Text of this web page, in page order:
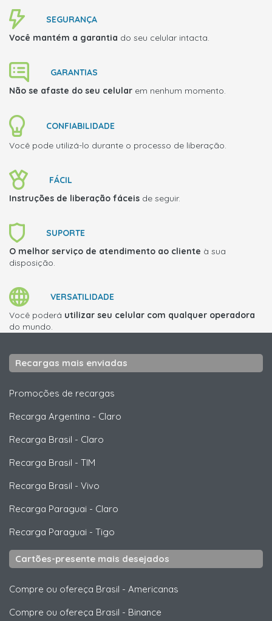
SEGURANÇA
Você mantém a garantia do seu celular intacta.
GARANTIAS
Não se afaste do seu celular em nenhum momento.
CONFIABILIDADE
Você pode utilizá-lo durante o processo de liberação.
FÁCIL
Instruções de liberação fáceis de seguir.
SUPORTE
O melhor serviço de atendimento ao cliente à sua
disposição.
VERSATILIDADE
Você poderá utilizar seu celular com qualquer operadora
do mundo.
Recargas mais enviadas
Promoções de recargas
Recarga Argentina - Claro
Recarga Brasil - Claro
Recarga Brasil - TIM
Recarga Brasil - Vivo
Recarga Paraguai - Claro
Recarga Paraguai - Tigo
Cartões-presente mais desejados
Compre ou ofereça Brasil - Americanas
Compre ou ofereça Brasil - Binance